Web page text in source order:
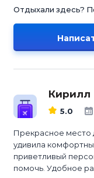
Отдыхали здесь?
Кирилл
5.0
Прекрасное место
удивила
приветливый
помочь. Удобное